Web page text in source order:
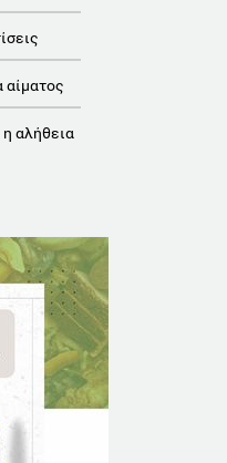
αίματος
αλήθεια